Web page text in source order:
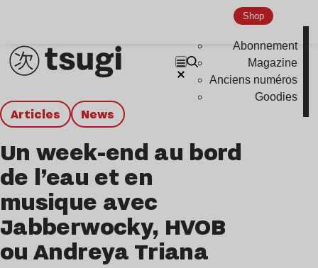
Shop
Abonnement
Magazine
Anciens numéros
Goodies
Articles news
Un week-end au bord
de l’eau et en
musique avec
Jabberwocky, HVOB
ou Andreya Triana